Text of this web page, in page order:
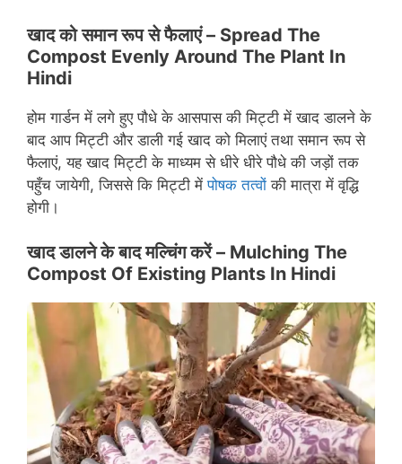
खाद को समान रूप से फैलाएं – Spread The
Compost Evenly Around The Plant In
Hindi
होम गार्डन में लगे हुए पौधे के आसपास की मिट्टी में खाद डालने के
बाद आप मिट्टी और डाली गई खाद को मिलाएं तथा समान रूप से
फैलाएं, यह खाद मिट्टी के माध्यम से धीरे धीरे पौधे की जड़ों तक
पहुँच जायेगी, जिससे कि मिट्टी मेंपोषक तत्वों की मात्रा में वृद्धि
होगी।
खाद डालने के बाद मल्चिंग करें – Mulching The
Compost Of Existing Plants In Hindi